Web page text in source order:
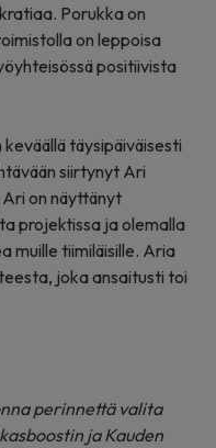
Porukka on
on leppoisa
positiivista
täysipäiväisesti
siirtynyt Ari
on näyttänyt
projektissa ja olemalla
muille tiimiläisille. Aria
joka ansaitusti toi
perinnettä valita
ja Kauden